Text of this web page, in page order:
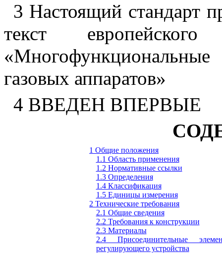
3 Настоящий стандарт
текст
газовых аппаратов»
4 ВВЕДЕН ВПЕРВЫЕ
1 Общие положения
1.1 Область применения
1.2 Нормативные ссылки
1.3 Определения
1.4 Классификация
1.5 Единицы измерения
2 Технические требования
2.1 Общие сведения
2.2 Требования к конструкции
2.3 Материалы
2.4 Присоединительные
регулирующего устройства